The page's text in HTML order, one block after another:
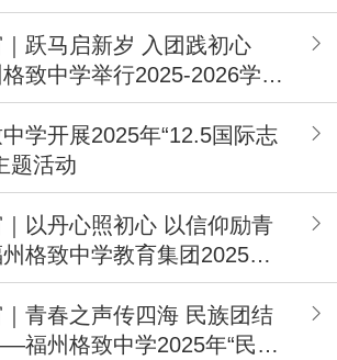
动
跃马启新岁 入团践初心
致中学举行2025-2026学年
团员入团宣誓仪式
学开展2025年“12.5国际志
题活动
以丹心照初心 以信仰励青
格致中学教育集团2025年
”主题宣讲活动
青春之声传四海 民族团结
福州格致中学2025年“民族